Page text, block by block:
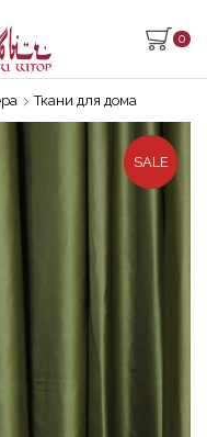
0
Ткани для дома
SALE